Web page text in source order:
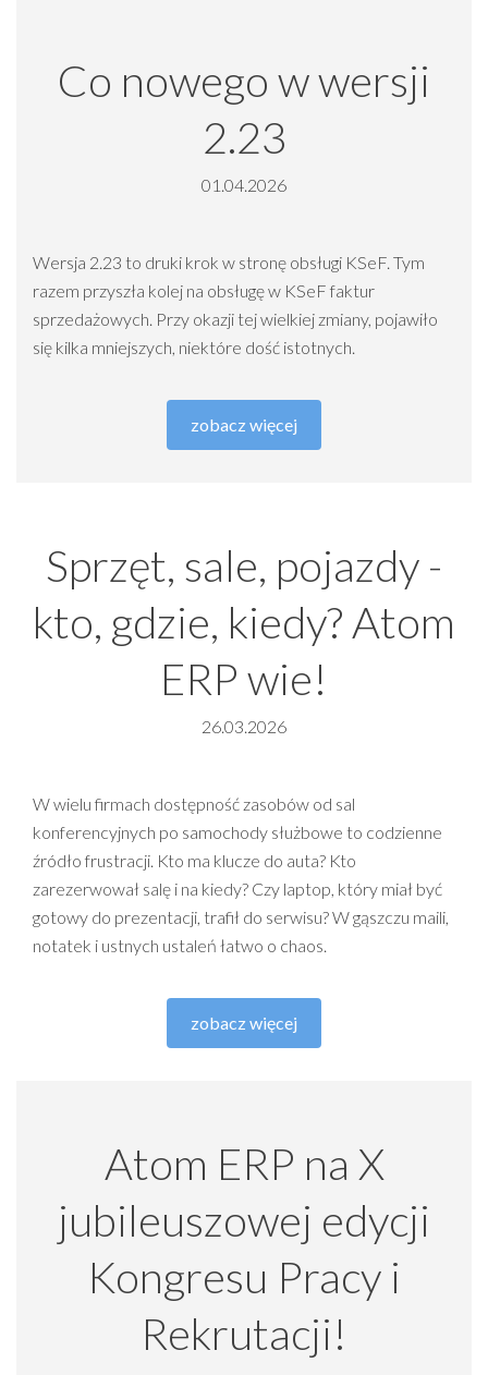
Co nowego w wersji
2.23
01.04.2026
Wersja 2.23 to druki krok w stronę obsługi KSeF. Tym
razem przyszła kolej na obsługę w KSeF faktur
sprzedażowych. Przy okazji tej wielkiej zmiany, pojawiło
się kilka mniejszych, niektóre dość istotnych.
zobacz więcej
Sprzęt, sale, pojazdy -
kto, gdzie, kiedy? Atom
ERP wie!
26.03.2026
W wielu firmach dostępność zasobów od sal
konferencyjnych po samochody służbowe to codzienne
źródło frustracji. Kto ma klucze do auta? Kto
zarezerwował salę i na kiedy? Czy laptop, który miał być
gotowy do prezentacji, trafił do serwisu? W gąszczu maili,
notatek i ustnych ustaleń łatwo o chaos.
zobacz więcej
Atom ERP na X
jubileuszowej edycji
Kongresu Pracy i
Rekrutacji!